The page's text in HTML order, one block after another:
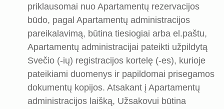
priklausomai nuo Apartamentų rezervacijos
būdo, pagal Apartamentų administracijos
pareikalavimą, būtina tiesiogiai arba el.paštu,
Apartamentų administracijai pateikti užpildytą
Svečio (-ių) registracijos kortelę (-es), kurioje
pateikiami duomenys ir papildomai prisegamos
dokumentų kopijos. Atsakant į Apartamentų
administracijos laišką, Užsakovui būtina